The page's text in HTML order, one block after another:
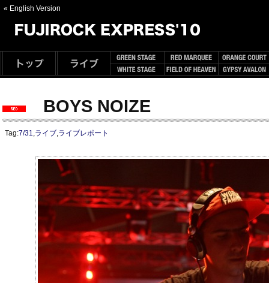
« English Version
BOYS NOIZE
Tag:7/31,ライブ,ライブレポート